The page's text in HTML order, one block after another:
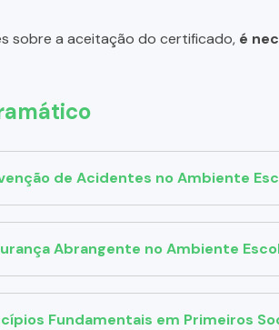
sobre a aceitação do certificado, é
de Acidentes no Ambiente
Abrangente no Ambiente
Fundamentais em Primeiros